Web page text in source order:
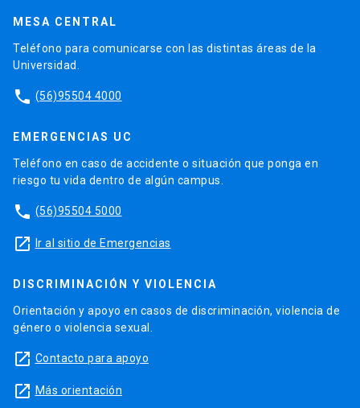
MESA CENTRAL
Teléfono para comunicarse con las distintas áreas de la
Universidad.
phone (56)95504 4000
EMERGENCIAS UC
Teléfono en caso de accidente o situación que ponga en
riesgo tu vida dentro de algún campus.
phone (56)95504 5000
launch Ir al sitio de Emergencias
DISCRIMINACIÓN Y VIOLENCIA
Orientación y apoyo en casos de discriminación, violencia de
género o violencia sexual.
launch Contacto para apoyo
launch Más orientación